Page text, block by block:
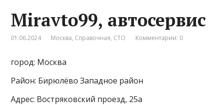
Miravto99, автосервис
01.06.2024 Москва, Справочная, СТО Комментарии: 0
город: Москва
Район: Бирюлёво Западное район
Адрес: Востряковский проезд, 25а